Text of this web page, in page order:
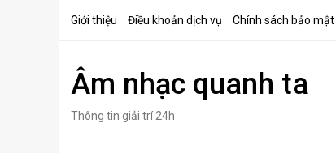
Giới thiệu Điều khoản dịch vụ Chính sách bảo mật
Âm nhạc quanh ta
Thông tin giải trí 24h